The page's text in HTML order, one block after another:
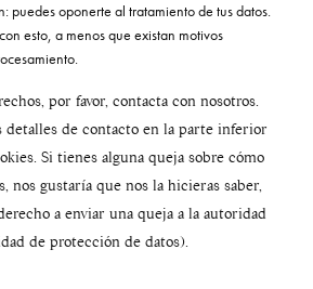
puedes oponerte al tratamiento de tus datos.
esto, a menos que existan motivos
por favor, contacta con nosotros.
detalles de contacto en la parte inferior
Si tienes alguna queja sobre cómo
nos gustaría que nos la hicieras saber,
a enviar una queja a la autoridad
de protección de datos).